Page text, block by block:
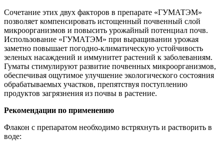
Сочетание этих двух факторов в препарате «ГУМАТЭМ»
позволяет компенсировать истощенный почвенный слой
микроорганизмов и повысить урожайный потенциал почв.
Использование «ГУМАТЭМ» при выращивании урожая
заметно повышает погодно-климатическую устойчивость
зеленых насаждений и иммунитет растений к заболеваниям.
Гуматы стимулируют развитие почвенных микроорганизмов,
обеспечивая ощутимое улучшение экологического состояния
обрабатываемых участков, препятствуя поступлению
продуктов загрязнения из почвы в растение.
Рекомендации по применению
Флакон с препаратом необходимо встряхнуть и растворить в
воде: